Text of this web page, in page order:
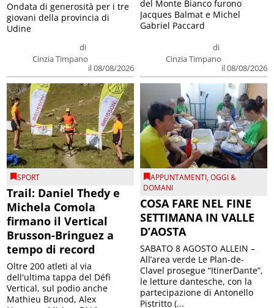
di
Cinzia Timpano
il 08/08/2026
Ondata di generosità per i tre
giovani della provincia di
Udine
di
Cinzia Timpano
il 08/08/2026
del Monte Bianco furono
Jacques Balmat e Michel
Gabriel Paccard
SPORT
Trail: Daniel Thedy e
Michela Comola
firmano il Vertical
Brusson-Bringuez a
tempo di record
Oltre 200 atleti al via
dell'ultima tappa del Défì
Vertical, sul podio anche
Mathieu Brunod, Alex
APPUNTAMENTI,OGGI &
DOMANI
COSA FARE NEL FINE
SETTIMANA IN VALLE
D’AOSTA
SABATO 8 AGOSTO ALLEIN –
All’area verde Le Plan-de-
Clavel prosegue “ItinerDante”,
le letture dantesche, con la
partecipazione di Antonello
Pistritto (...